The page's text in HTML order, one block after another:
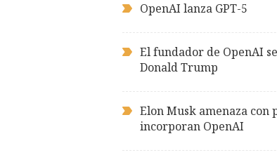
OpenAI lanza GPT-5
El fundador de OpenAI
Donald Trump
Elon Musk amenaza con
incorporan OpenAI